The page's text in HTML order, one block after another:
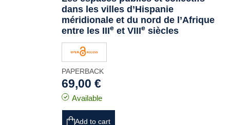
dans les villes d’Hispanie
méridionale et du nord de l’Afrique
entre les IIIe et VIIIe siècles
PAPERBACK
69,00 €
Available
Add to cart